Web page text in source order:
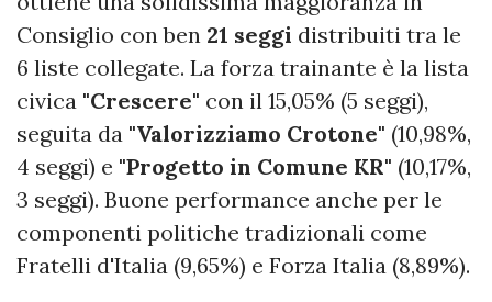
Consiglio con ben 21 seggi distribuiti tra le
6 liste collegate. La forza trainante è la lista
civica "Crescere" con il 15,05% (5 seggi),
seguita da "Valorizziamo Crotone" (10,98%,
4 seggi) e "Progetto in Comune KR" (10,17%,
3 seggi). Buone performance anche per le
componenti politiche tradizionali come
Fratelli d'Italia (9,65%) e Forza Italia (8,89%).